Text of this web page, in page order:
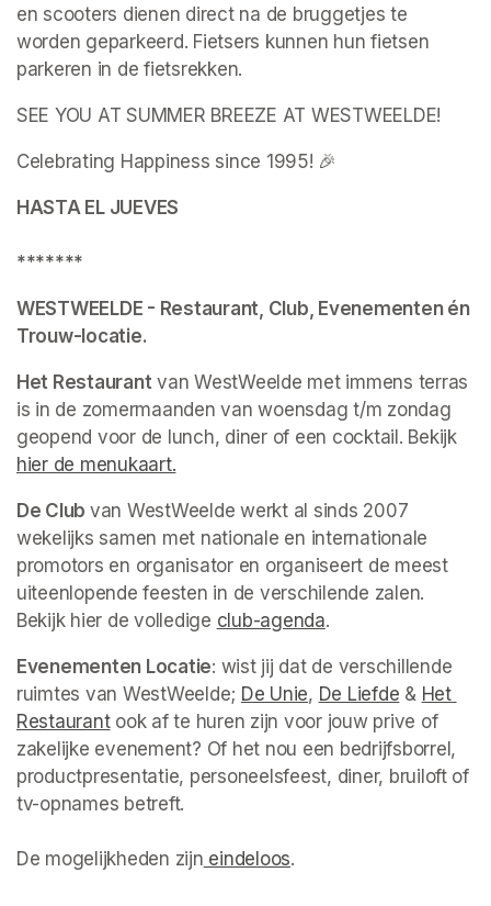
en scooters dienen direct na de bruggetjes te
worden geparkeerd. Fietsers kunnen hun fietsen
parkeren in de fietsrekken.
SEE YOU AT SUMMER BREEZE AT WESTWEELDE!
Celebrating Happiness since 1995! 🎉
HASTA EL JUEVES
*******
WESTWEELDE - Restaurant, Club, Evenementen én
Trouw-locatie.
Het Restaurant van WestWeelde met immens terras
is in de zomermaanden van woensdag t/m zondag
geopend voor de lunch, diner of een cocktail. Bekijk
hier de menukaart.
De Club van WestWeelde werkt al sinds 2007
wekelijks samen met nationale en internationale
promotors en organisator en organiseert de meest
uiteenlopende feesten in de verschilende zalen.
Bekijk hier de volledige club-agenda(opens in a new
.
Evenementen Locatie: wist jij dat de verschillende
ruimtes van WestWeelde; De Unie(opens in a new tab)
, De Liefde (opens in
& Het
Restaurant(opens in a new tab)
ook af te huren zijn voor jouw prive of
zakelijke evenement? Of het nou een bedrijfsborrel,
productpresentatie, personeelsfeest, diner, bruiloft of
tv-opnames betreft.
De mogelijkheden zijn eindeloos(opens in a new tab)
.